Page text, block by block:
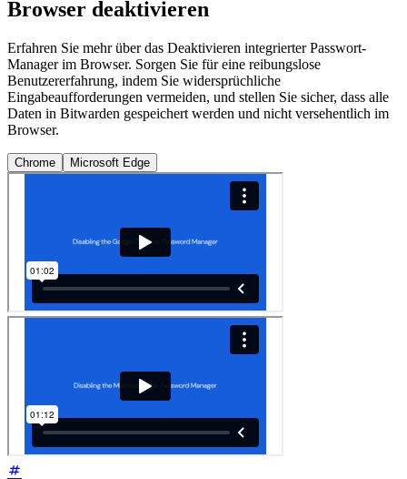
Browser deaktivieren
Erfahren Sie mehr über das Deaktivieren integrierter Passwort-
Manager im Browser. Sorgen Sie für eine reibungslose
Benutzererfahrung, indem Sie widersprüchliche
Eingabeaufforderungen vermeiden, und stellen Sie sicher, dass alle
Daten in Bitwarden gespeichert werden und nicht versehentlich im
Browser.
Chrome Microsoft Edge